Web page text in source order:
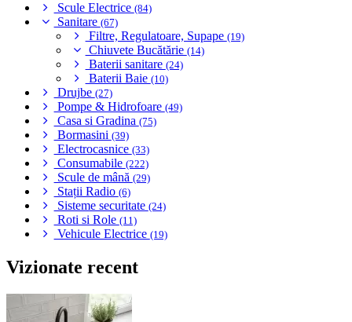
Scule Electrice (84)
Sanitare (67)
Filtre, Regulatoare, Supape (19)
Chiuvete Bucătărie (14)
Baterii sanitare (24)
Baterii Baie (10)
Drujbe (27)
Pompe & Hidrofoare (49)
Casa si Gradina (75)
Bormasini (39)
Electrocasnice (33)
Consumabile (222)
Scule de mână (29)
Stații Radio (6)
Sisteme securitate (24)
Roti si Role (11)
Vehicule Electrice (19)
Vizionate recent